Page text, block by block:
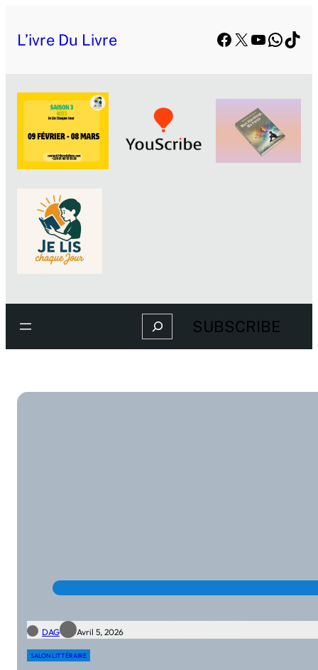
L’ivre Du Livre Facebook
X YouTube
Search SUBSCRIBE
DAG Avril 5, 2026
SALON LITTÉRAIRE